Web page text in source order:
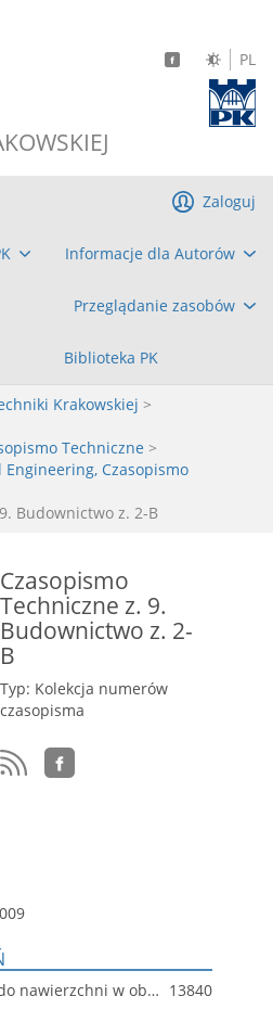
PL
Informacje dla Autorów
Przeglądanie zasobów
Biblioteka PK
Zaloguj
Krakowskiej >
Techniczne >
Czasopismo
Budownictwo z. 2-B
Czasopismo
Techniczne z. 9.
Budownictwo z. 2-
B
Typ: Kolekcja numerów
czasopisma
Materiały kamienne do nawierzchni w obszarach zabytkowych, w świetle zharmonizowanych wymagań europejskich 13840